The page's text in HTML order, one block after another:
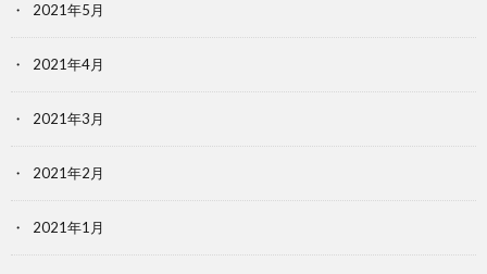
2021年5月
2021年4月
2021年3月
2021年2月
2021年1月